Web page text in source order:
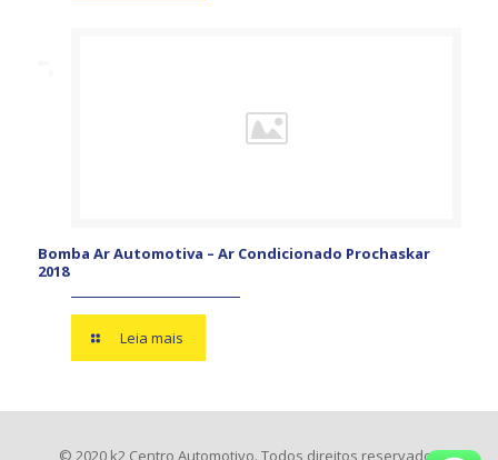
Bomba Ar Automotiva – Ar Condicionado Prochaskar
2018
Leia mais
© 2020 k2 Centro Automotivo. Todos direitos reservados